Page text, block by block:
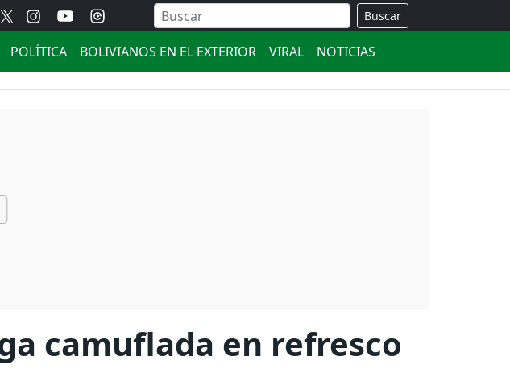
Buscar
POLÍTICA BOLIVIANOS EN EL EXTERIOR VIRAL NOTICIAS
camuflada en refresco